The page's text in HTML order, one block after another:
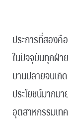
ประการที่สองคื
ในปัจจุบันทุกฝ่า
บานปลายจนเกิ
ประโยชน์มากม
อุตสาหกรรมเท